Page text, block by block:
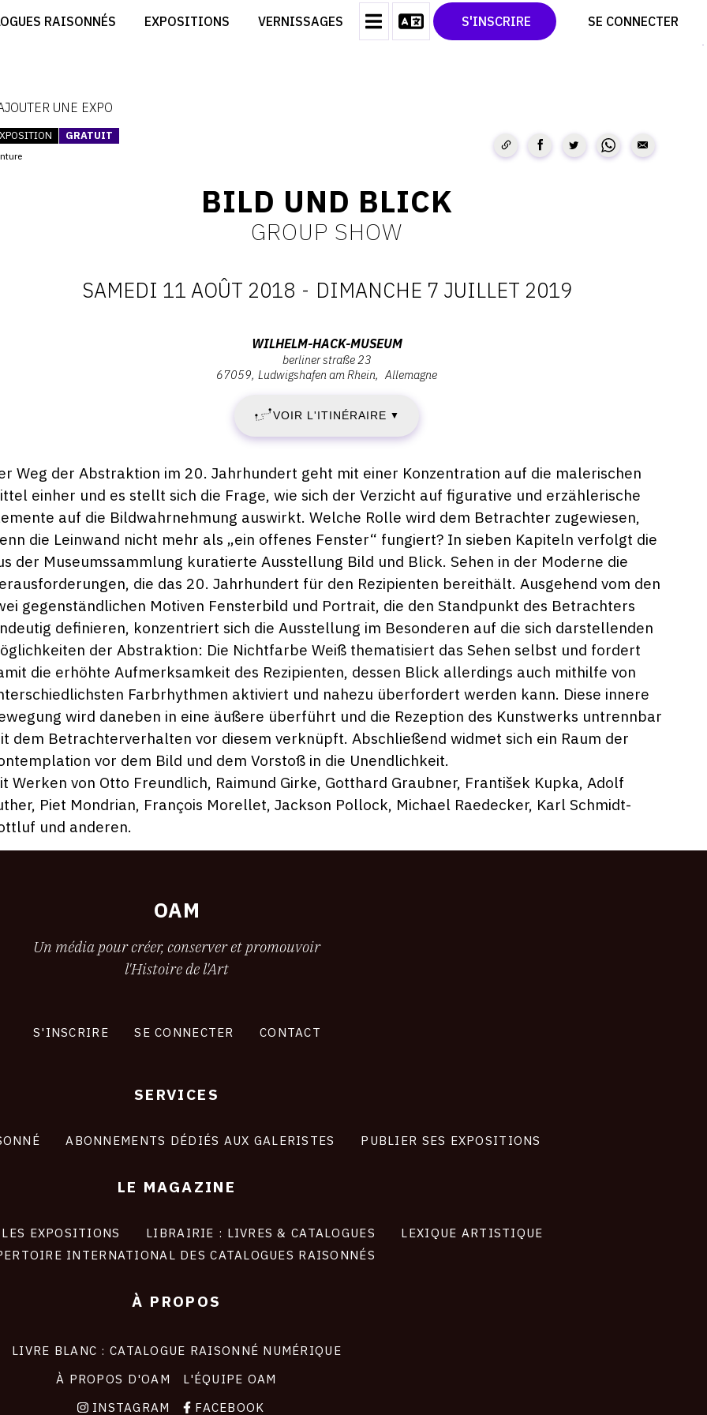
RAISONNÉS EXPOSITIONS VERNISSAGES S'INSCRIRE SE CONNECTER
CRÉER SON CATALOGUE D'EXPO
CONTACT
CGU
TWITTER
PINTEREST
UNE EXPO
GRATUIT
BILD UND BLICK
GROUP SHOW
:
SAMEDI
11
AOÛT
2018
-
DIMANCHE
7
JUILLET
2019
SAMEDI 11 AOÛT 2018 - DIMANCHE 7 JUILLET 2019
Wilhelm-
Straße
23,
67059
Ludwigshafen
am
Rhein
WILHELM-HACK-MUSEUM
berliner straße 23
67059 Ludwigshafen am Rhein Allemagne
VOIR L'ITINÉRAIRE ▼
Weg der Abstraktion im 20. Jahrhundert geht mit einer Konzentration auf die malerischen
einher und es stellt sich die Frage, wie sich der Verzicht auf figurative und erzählerische
auf die Bildwahrnehmung auswirkt. Welche Rolle wird dem Betrachter zugewiesen,
die Leinwand nicht mehr als „ein offenes Fenster“ fungiert? In sieben Kapiteln verfolgt die
der Museumssammlung kuratierte Ausstellung Bild und Blick. Sehen in der Moderne die
die das 20. Jahrhundert für den Rezipienten bereithält. Ausgehend vom den
gegenständlichen Motiven Fensterbild und Portrait, die den Standpunkt des Betrachters
definieren, konzentriert sich die Ausstellung im Besonderen auf die sich darstellenden
der Abstraktion: Die Nichtfarbe Weiß thematisiert das Sehen selbst und fordert
die erhöhte Aufmerksamkeit des Rezipienten, dessen Blick allerdings auch mithilfe von
Farbrhythmen aktiviert und nahezu überfordert werden kann. Diese innere
wird daneben in eine äußere überführt und die Rezeption des Kunstwerks untrennbar
dem Betrachterverhalten vor diesem verknüpft. Abschließend widmet sich ein Raum der
vor dem Bild und dem Vorstoß in die Unendlichkeit.
Werken von Otto Freundlich, Raimund Girke, Gotthard Graubner, František Kupka, Adolf
Piet Mondrian, François Morellet, Jackson Pollock, Michael Raedecker, Karl Schmidt-
und anderen.
OAM
Un média pour créer, conserver et promouvoir
l'Histoire de l'Art
S'INSCRIRE SE CONNECTER CONTACT
SERVICES
ABONNEMENTS DÉDIÉS AUX GALERISTES PUBLIER SES EXPOSITIONS
LE MAGAZINE
LES EXPOSITIONS LIBRAIRIE : LIVRES & CATALOGUES
LEXIQUE ARTISTIQUE
INTERNATIONAL DES CATALOGUES RAISONNÉS
À PROPOS
LIVRE BLANC : CATALOGUE RAISONNÉ NUMÉRIQUE
À PROPOS D'OAM
L'ÉQUIPE OAM
INSTAGRAM
FACEBOOK